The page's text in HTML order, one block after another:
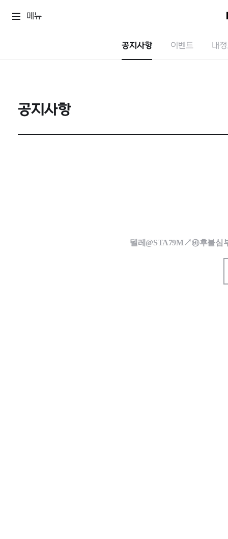
메뉴
공지사항 이벤트 내
공지사항
텔레@STA79M↗㉳후불심